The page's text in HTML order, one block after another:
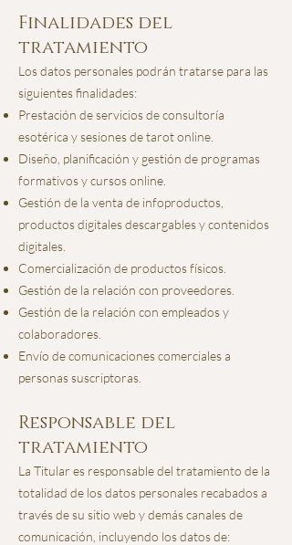
Finalidades del
tratamiento
Los datos personales podrán tratarse para las
siguientes finalidades:
Prestación de servicios de consultoría
esotérica y sesiones de tarot online.
Diseño, planificación y gestión de programas
formativos y cursos online.
Gestión de la venta de infoproductos,
productos digitales descargables y contenidos
digitales.
Comercialización de productos físicos.
Gestión de la relación con proveedores.
Gestión de la relación con empleados y
colaboradores.
Envío de comunicaciones comerciales a
personas suscriptoras.
Responsable del
tratamiento
La Titular es responsable del tratamiento de la
totalidad de los datos personales recabados a
través de su sitio web y demás canales de
comunicación, incluyendo los datos de: